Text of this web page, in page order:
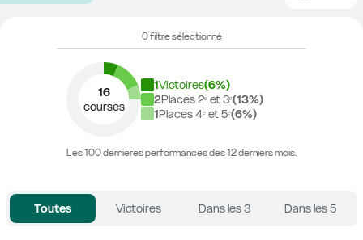
0 filtre sélectionné
16
courses
1Victoires(6%)
2Places 2ᵉ et 3ᵉ(13%)
1Places 4ᵉ et 5ᵉ(6%)
Les 100 dernières performances des 12 derniers mois.
Toutes Victoires Dans les 3 Dans les 5